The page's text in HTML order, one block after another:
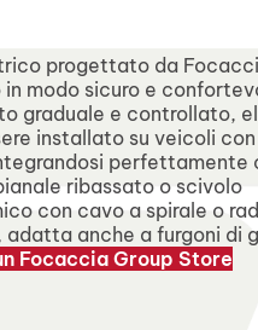
I nostri uffici saranno
progettato da
in modo sicuro e
graduale e controllato,
installato su veicoli
perfettamente
ribassato o scivolo
con cavo a spirale o
anche a furgoni di
Focaccia Group Store